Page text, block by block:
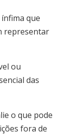
que
representar
ou
das
o que pode
fora de